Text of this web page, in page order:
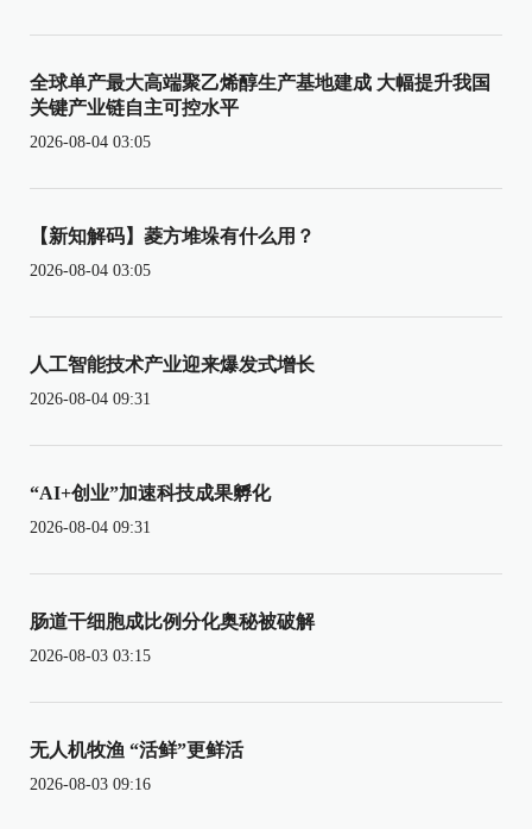
全球单产最大高端聚乙烯醇生产基地建成 大幅提升我国
关键产业链自主可控水平
2026-08-04 03:05
【新知解码】菱方堆垛有什么用？
2026-08-04 03:05
人工智能技术产业迎来爆发式增长
2026-08-04 09:31
“AI+创业”加速科技成果孵化
2026-08-04 09:31
肠道干细胞成比例分化奥秘被破解
2026-08-03 03:15
无人机牧渔 “活鲜”更鲜活
2026-08-03 09:16